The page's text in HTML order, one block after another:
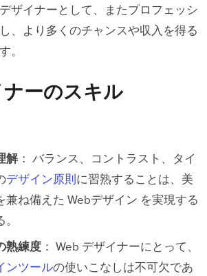
ザイナーとして、またプロフェッシ
、より多くのチャンスや収入を得る
。
ーのスキル
解： バランス、コントラスト、タイ
デザイン原則 に習熟することは、美
兼ね備えた Webデザイン を実現する
熟練度 ： Web デザイナーにとって、
ンツールの使いこなしは不可欠であ